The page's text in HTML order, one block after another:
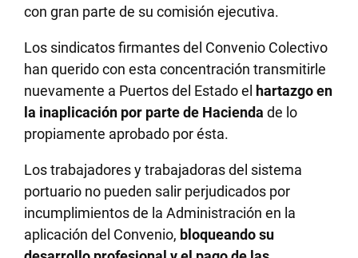
con gran parte de su comisión ejecutiva.
Los sindicatos firmantes del Convenio Colectivo
han querido con esta concentración transmitirle
nuevamente a Puertos del Estado el hartazgo en
la inaplicación por parte de Haciendade lo
propiamente aprobado por ésta.
Los trabajadores y trabajadoras del sistema
portuario no pueden salir perjudicados por
incumplimientos de la Administración en la
aplicación del Convenio, bloqueando su